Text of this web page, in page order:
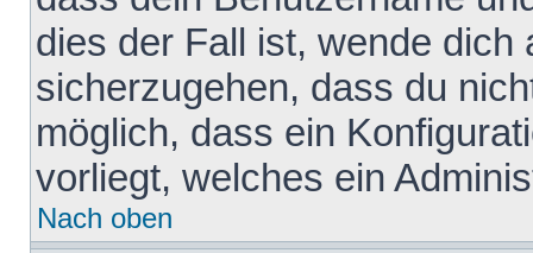
dies der Fall ist, wende dich
sicherzugehen, dass du
möglich, dass ein
vorliegt, welches ein
Nach oben